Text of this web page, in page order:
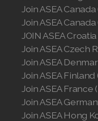
Join ASEA
Join ASEA
JOIN ASEA
Join ASEA Czech
Join ASEA
Join ASEA Finland
Join ASEA France
Join ASEA
Join ASEA Hong